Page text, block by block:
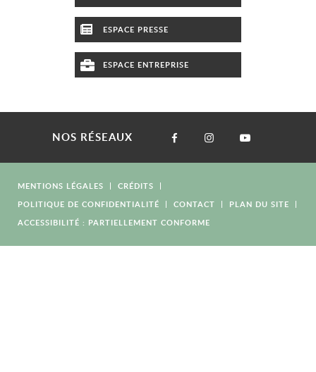
ESPACE PRESSE
ESPACE ENTREPRISE
NOS RÉSEAUX
MENTIONS LÉGALES
CRÉDITS
POLITIQUE DE CONFIDENTIALITÉ
CONTACT
PLAN DU SITE
ACCESSIBILITÉ : PARTIELLEMENT CONFORME